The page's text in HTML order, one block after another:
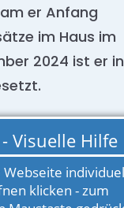
er Anfang
im Haus im
2024 ist er in
Palmschen
im
den
für ihren